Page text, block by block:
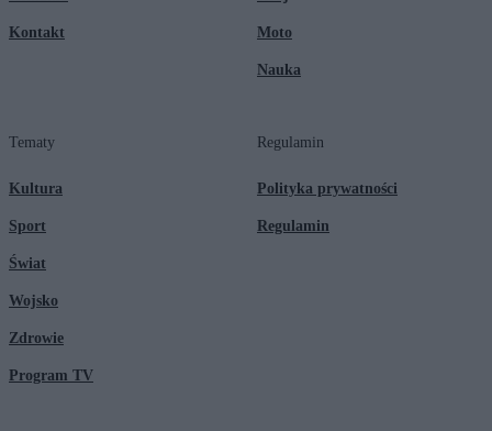
Kontakt Moto
Nauka
Tematy
Kultura
Sport
Świat
Wojsko
Zdrowie
Program TV
Regulamin
Polityka prywatności
Regulamin